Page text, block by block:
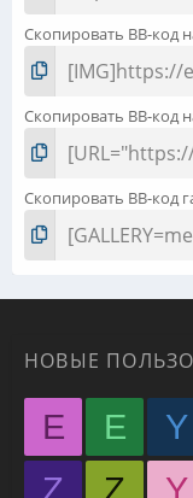
Скопировать BB-код
Скопировать BB-код
Скопировать BB-код
НОВЫЕ
E E Y
Z
Z Y